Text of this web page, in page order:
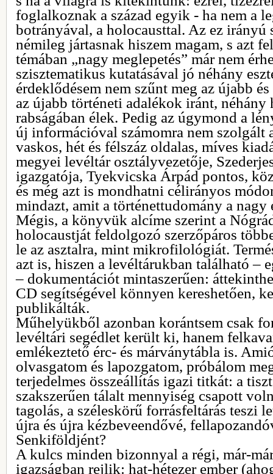
foglalkoznak a század egyik - ha nem a
botrányával, a holocausttal. Az ez irányú
némileg jártasnak hiszem magam, s azt
témában „nagy meglepetés” már nem
szisztematikus kutatásával jó néhány
érdeklődésem nem szűnt meg az újabb
az újabb történeti adalékok iránt,
rabságában élek. Pedig az úgymond a
új információval számomra nem szolgált
vaskos, hét és félszáz oldalas, míves
megyei levéltár osztályvezetője,
igazgatója, Tyekvicska Árpád pontos,
és még azt is mondhatni célirányos
mindazt, amit a történettudomány a
Mégis, a könyvük alcíme szerint a
holocaustját feldolgozó szerzőpáros
le az asztalra, mint mikrofilológiát.
azt is, hiszen a levéltárukban található –
– dokumentációt mintaszerűen:
CD segítségével könnyen kereshetően,
publikálták.
Műhelyükből azonban korántsem csak
levéltári segédlet került ki, hanem
emlékeztető érc- és márványtábla is.
olvasgatom és lapozgatom, próbálom
terjedelmes összeállítás igazi titkát: a
szakszerűen tálalt mennyiség csapott
tagolás, a széleskörű forrásfeltárás teszi
újra és újra kézbeveendővé,
Senkiföldjént?
A kulcs minden bizonnyal a régi, már-
igazságban rejlik: hat-hétezer ember